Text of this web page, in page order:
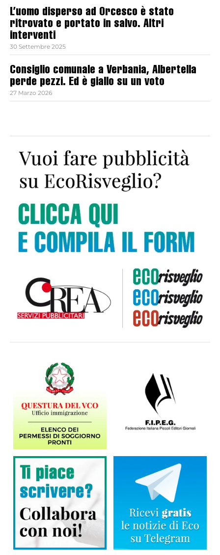
L’uomo disperso ad Orcesco è stato
ritrovato e portato in salvo. Altri
interventi
30 Settembre 2025
Consiglio comunale a Verbania, Albertella
perde pezzi. Ed è giallo su un voto
27 Marzo 2026